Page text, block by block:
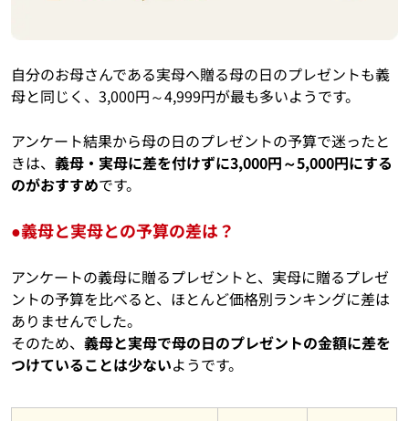
自分のお母さんである実母へ贈る母の日のプレゼントも義
母と同じく、3,000円～4,999円が最も多いようです。
アンケート結果から母の日のプレゼントの予算で迷ったと
きは、義母・実母に差を付けずに3,000円～5,000円にする
のがおすすめです。
●義母と実母との予算の差は？
アンケートの義母に贈るプレゼントと、実母に贈るプレゼ
ントの予算を比べると、ほとんど価格別ランキングに差は
ありませんでした。
そのため、義母と実母で母の日のプレゼントの金額に差を
つけていることは少ないようです。